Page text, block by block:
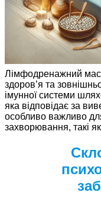
Лімфодренажний
здоров’я та
імунної системи
яка відповідає за
особливо важливо
захворювання, такі